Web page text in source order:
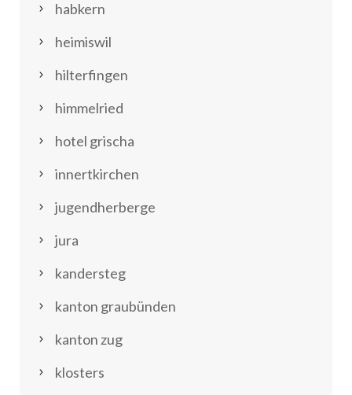
habkern
heimiswil
hilterfingen
himmelried
hotel grischa
innertkirchen
jugendherberge
jura
kandersteg
kanton graubünden
kanton zug
klosters